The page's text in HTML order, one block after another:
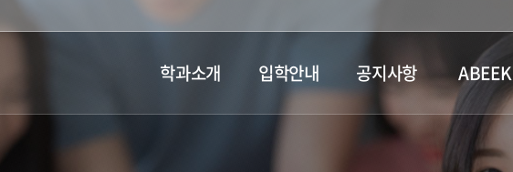
학과소개 입학안내 공지사항 ABEEK